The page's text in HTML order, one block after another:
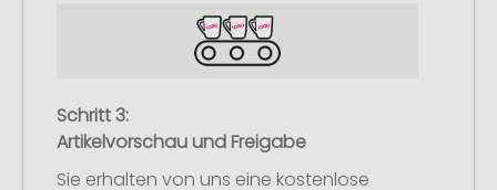
Schritt 3:
Artikelvorschau und Freigabe
Sie erhalten von uns eine kostenlose